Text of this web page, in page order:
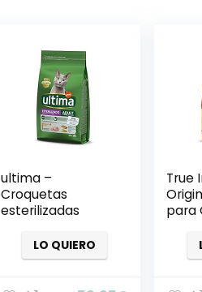
ultima –
Croquetas
esterilizadas
LO QUIERO
True
para